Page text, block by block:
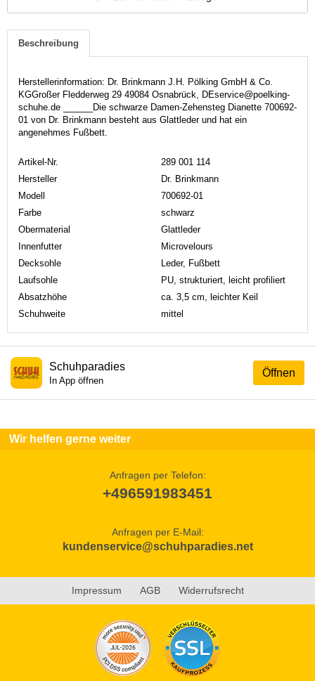
Beschreibung
Herstellerinformation: Dr. Brinkmann J.H. Pölking GmbH & Co.
KGGroßer Fledderweg 29 49084 Osnabrück, DEservice@poelking-
schuhe.de ______Die schwarze Damen-Zehensteg Dianette 700692-
01 von Dr. Brinkmann besteht aus Glattleder und hat ein
angenehmes Fußbett.
Artikel-Nr.
289 001 114
Hersteller
Dr. Brinkmann
Modell
700692-01
Farbe
schwarz
Obermaterial
Glattleder
Innenfutter
Microvelours
Decksohle
Leder, Fußbett
Laufsohle
PU, strukturiert, leicht profiliert
Absatzhöhe
ca. 3,5 cm, leichter Keil
Schuhweite
mittel
Öffnen
Schuhparadies
In App öffnen
Wir helfen gerne weiter
Anfragen per Telefon:
+496591983451
Anfragen per E-Mail:
kundenservice@schuhparadies.net
Impressum AGB Widerrufsrecht